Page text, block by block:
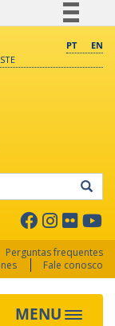
BR
PT
EN
Perguntas frequentes
Fale conosco
MENU Toggle